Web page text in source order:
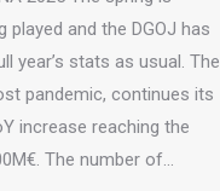
played and the DGOJ has
year’s stats as usual. The
pandemic, continues its
increase reaching the
The number of…